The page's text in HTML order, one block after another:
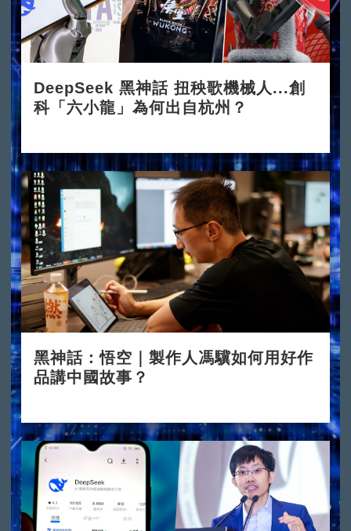
DeepSeek 黑神話 扭秧歌機械人...創
科「六小龍」為何出自杭州？
黑神話：悟空｜製作人馮驥如何用好作
品講中國故事？